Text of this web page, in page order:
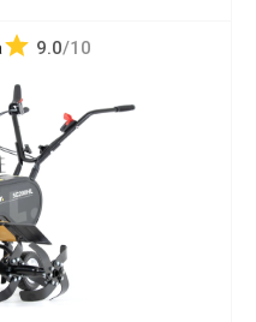
9.0/10